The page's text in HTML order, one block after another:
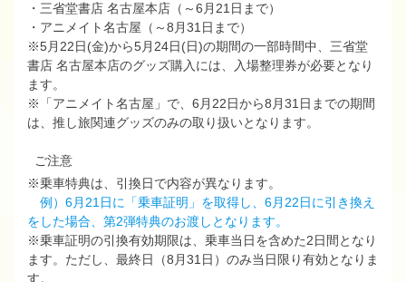
・三省堂書店 名古屋本店（～6月21日まで）
・アニメイト名古屋（～8月31日まで）
※5月22日(金)から5月24日(日)の期間の一部時間中、三省堂
書店 名古屋本店のグッズ購入には、入場整理券が必要となり
ます。
※「アニメイト名古屋」で、6月22日から8月31日までの期間
は、推し旅関連グッズのみの取り扱いとなります。
ご注意
※乗車特典は、引換日で内容が異なります。
例）6月21日に「乗車証明」を取得し、6月22日に引き換え
をした場合、第2弾特典のお渡しとなります。
※乗車証明の引換有効期限は、乗車当日を含めた2日間となり
ます。ただし、最終日（8月31日）のみ当日限り有効となりま
す。